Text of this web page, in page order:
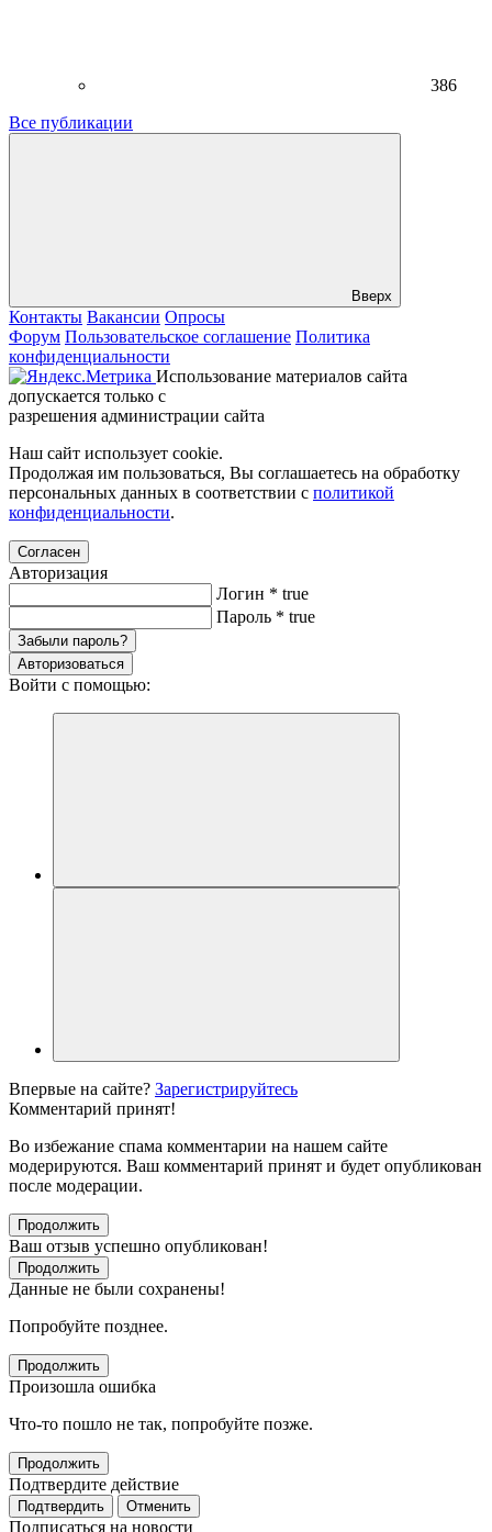
386
Все публикации
Вверх
Контакты Вакансии Опросы
Форум Пользовательское соглашение Политика
конфиденциальности
Использование материалов сайта
допускается только с
разрешения администрации сайта
Наш сайт использует cookie.
Продолжая им пользоваться, Вы соглашаетесь на обработку
персональных данных в соответствии с политикой
конфиденциальности.
Согласен
Авторизация
Логин * true
Пароль * true
Забыли пароль?
Авторизоваться
Войти с помощью:
Впервые на сайте? Зарегистрируйтесь
Комментарий принят!
Во избежание спама комментарии на нашем сайте
модерируются. Ваш комментарий принят и будет опубликован
после модерации.
Продолжить
Ваш отзыв успешно опубликован!
Продолжить
Данные не были сохранены!
Попробуйте позднее.
Продолжить
Произошла ошибка
Что-то пошло не так, попробуйте позже.
Продолжить
Подтвердите действие
Подтвердить Отменить
Подписаться на новости